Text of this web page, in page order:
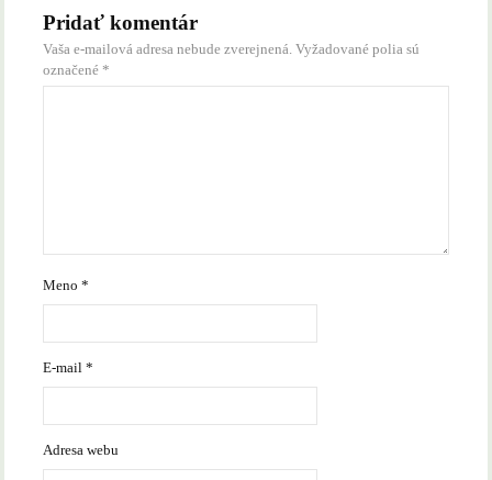
Pridať komentár
Vaša e-mailová adresa nebude zverejnená. Vyžadované polia sú
označené *
Meno*
E-mail*
Adresa webu